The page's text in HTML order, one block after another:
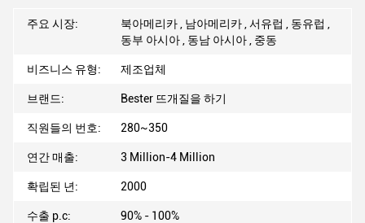
주요 시장:
북아메리카 , 남아메리카 , 서유럽 , 동유럽 ,
동부 아시아 , 동남 아시아 , 중동
비즈니스 유형: 제조업체
브랜드: Bester 뜨개질을 하기
직원들의 번호: 280~350
연간 매출: 3 Million-4 Million
확립된 년: 2000
수출 p.c: 90% - 100%